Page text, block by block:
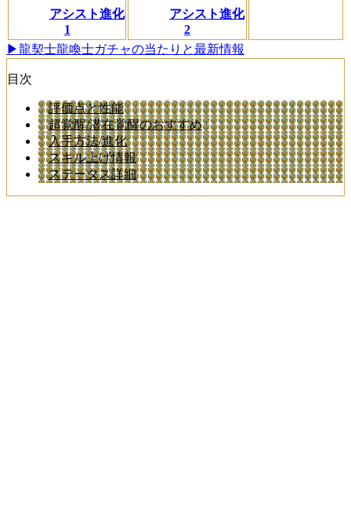
アシスト進化
1
アシスト進化
2
▶龍契士龍喚士ガチャの当たりと最新情報
目次
評価点と性能
超覚醒/潜在覚醒のおすすめ
入手方法/進化
スキル上げ情報
ステータス詳細